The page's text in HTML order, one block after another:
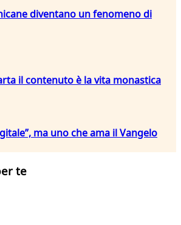
diventano un fenomeno di
il contenuto è la vita monastica
ma uno che ama il Vangelo
te